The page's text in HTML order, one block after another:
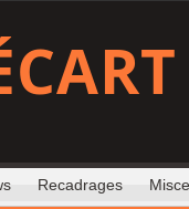
Recadrages